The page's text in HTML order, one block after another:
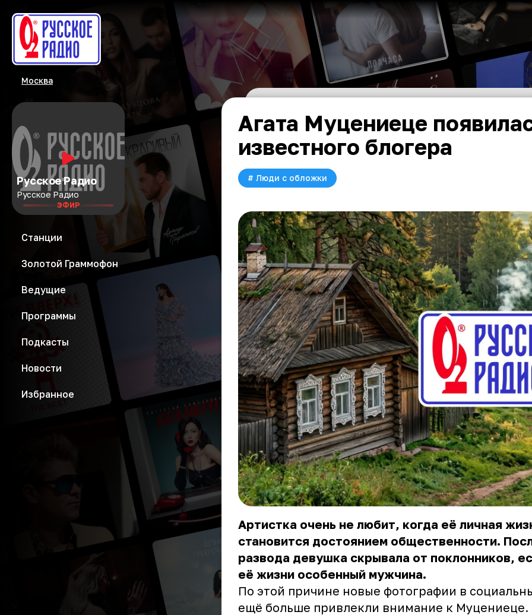
Москва
Русское Радио
Русское Радио
ЭФИР
Станции
Золотой Граммофон
Ведущие
Программы
Подкасты
Новости
Избранное
Агата Муцениеце
известного блогера
# Люди с обложки
Артистка очень не любит, когда её личная
становится достоянием общественности.
развода девушка скрывала от поклонников,
её жизни особенный мужчина.
По этой причине новые фотографии в
ещё больше привлекли внимание к Муцениеце.